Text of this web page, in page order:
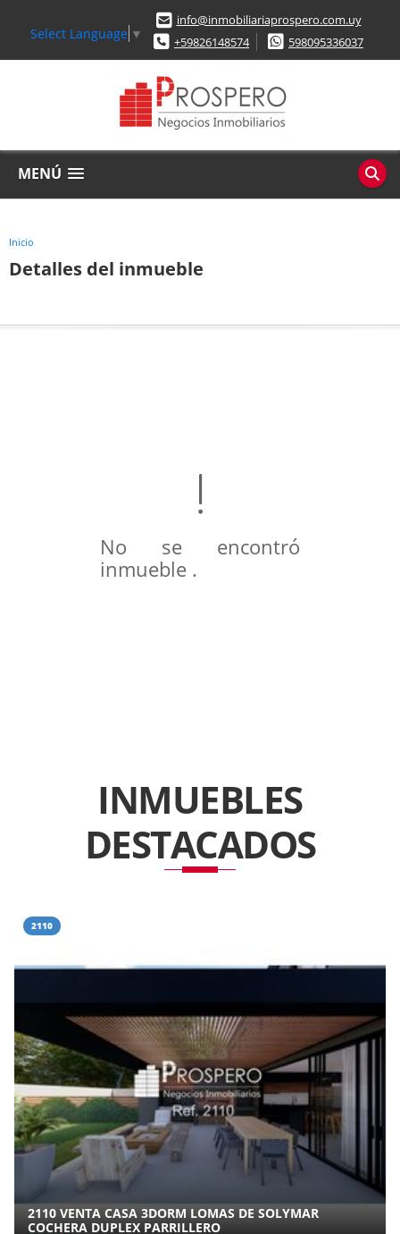
Select Language ▼
info@inmobiliariaprospero.com.uy
+59826148574
598095336037
MENÚ
Inicio
Detalles del inmueble
No se encontró
inmueble .
INMUEBLES
DESTACADOS
2110
2110 VENTA CASA 3DORM LOMAS DE SOLYMAR
COCHERA DUPLEX PARRILLERO